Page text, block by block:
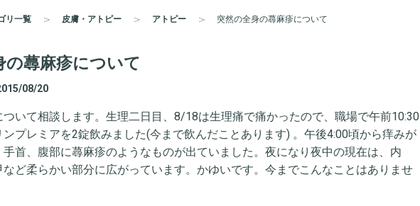
リ一覧 皮膚・アトピー アトピー 突然の全身の蕁麻疹について
の蕁麻疹について
08/20
ついて相談します。生理二日目、8/18は生理痛で痛かったので、職場で午前10:30
プレミアを2錠飲みました(今まで飲んだことあります) 。午後4:00頃から痒みが
手首、腹部に蕁麻疹のようなものが出ていました。夜になり夜中の現在は、内
など柔らかい部分に広がっています。かゆいです。今までこんなことはありませ